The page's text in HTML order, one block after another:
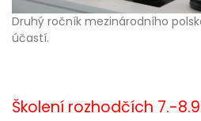
Druhý ročník mezinárodního
účastí.
Školení rozhodčích 7.-